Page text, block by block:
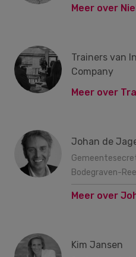
Meer over
Trainers van
Company
Meer over
Johan de
Bodegraven-
Meer over
Kim Jansen